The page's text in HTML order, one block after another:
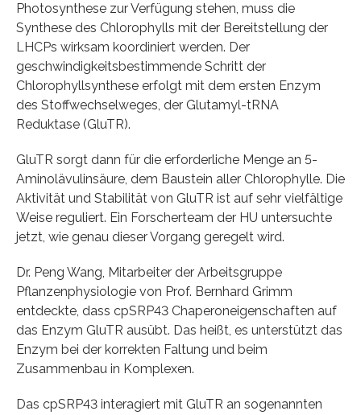
Photosynthese zur Verfügung stehen, muss die
Synthese des Chlorophylls mit der Bereitstellung der
LHCPs wirksam koordiniert werden. Der
geschwindigkeitsbestimmende Schritt der
Chlorophyllsynthese erfolgt mit dem ersten Enzym
des Stoffwechselweges, der Glutamyl-tRNA
Reduktase (GluTR).
GluTR sorgt dann für die erforderliche Menge an 5-
Aminolävulinsäure, dem Baustein aller Chlorophylle. Die
Aktivität und Stabilität von GluTR ist auf sehr vielfältige
Weise reguliert. Ein Forscherteam der HU untersuchte
jetzt, wie genau dieser Vorgang geregelt wird.
Dr. Peng Wang, Mitarbeiter der Arbeitsgruppe
Pflanzenphysiologie von Prof. Bernhard Grimm
entdeckte, dass cpSRP43 Chaperoneigenschaften auf
das Enzym GluTR ausübt. Das heißt, es unterstützt das
Enzym bei der korrekten Faltung und beim
Zusammenbau in Komplexen.
Das cpSRP43 interagiert mit GluTR an sogenannten